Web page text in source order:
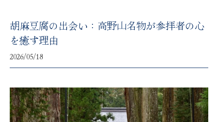
胡麻豆腐の出会い：高野山名物が参拝者の心
を癒す理由
2026/05/18